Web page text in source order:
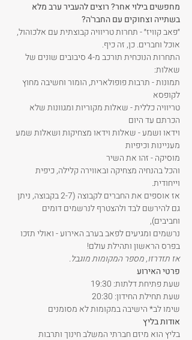
מחפשים בילוי אחר? רוצים להעביר ערב מלא
בשתייה וצחוקים עם החבר'ה?
״פאב קוויז״ - תחרות טריוויה קבוצתית עם אלכוהול,
אוכל וחברים. כן, זה כיף.
התחרות הנוכחית תורכב מ-4 סיבובים שונים של
שאלות:
תמונות - תרבות פופולארית, הומור וחשיבה מחוץ
לקופסא
טריוויה כללית - שאלות מקוריות ומגוונות שלא
הכרתם עד היום
וידאו ושמע - שאלות וידאו מצחיקות ושאלות שמע
מעניינות וכיפיות
מוסיקה - זהו את השיר
והכל בהנחיה מצחיקה ובאווירה קלילה, כיפית
וייחודית.
אז אוספים את החברים לקבוצה (2-7 בקבוצה, ניתן
גם להירשם לבד ולהצטרף לנרשמים דומים
וחביבים),
נרשמים ומגיעים לפאב בערב האירוע - ואולי תזכו
בפרס הראשון ותהילת עולם!
אז תזדרזו, מספר המקומות מוגבל.
פרטי האירוע
שעת פתיחת דלתות: 19:30
שעת תחילת החידון: 20:30
שימו לב* הישיבה במקומות לא מסומנים
אודות בליץ
בליץ הוא מיזם חברתי המשלב חינוך ותרבות